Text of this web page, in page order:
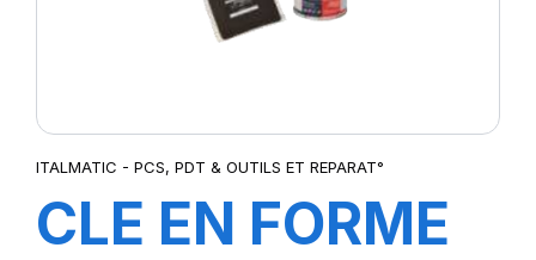
ITALMATIC - PCS, PDT & OUTILS ET REPARAT°
CLE EN FORME